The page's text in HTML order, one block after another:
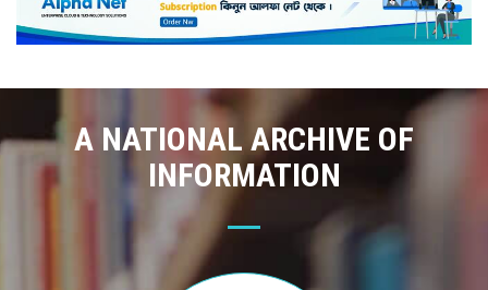
A NATIONAL ARCHIVE OF
INFORMATION